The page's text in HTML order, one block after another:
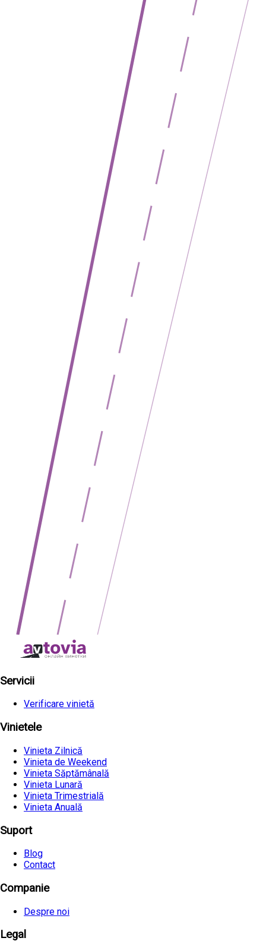
Servicii
Verificare vinietă
Vinietele
Vinieta Zilnică
Vinieta de Weekend
Vinieta Săptămânală
Vinieta Lunară
Vinieta Trimestrială
Vinieta Anuală
Suport
Blog
Contact
Companie
Despre noi
Legal